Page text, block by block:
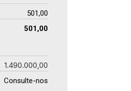
501,00
501,00
1.490.000,00
Consulte-nos